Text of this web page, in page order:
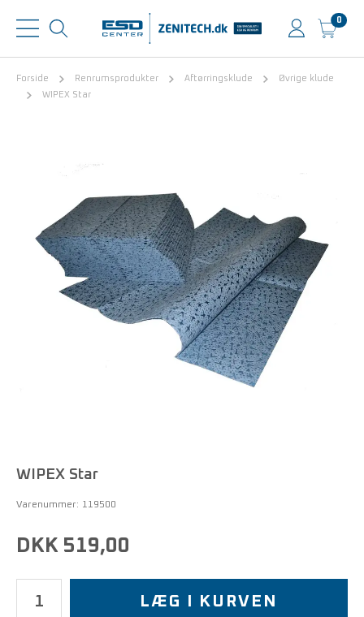
0
Forside Renrumsprodukter Aftørringsklude
Øvrige klude
WIPEX Star
WIPEX Star
Varenummer: 119500
DKK 519,00
LÆG I KURVEN